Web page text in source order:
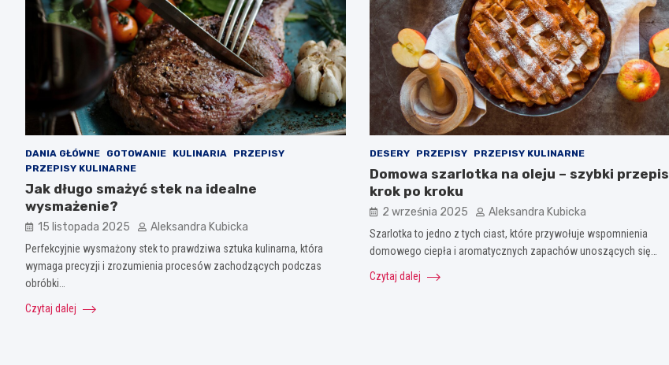
DANIA GŁÓWNE GOTOWANIE KULINARIA
PRZEPISY
PRZEPISY KULINARNE
Jak długo smażyć stek na idealne
wysmażenie?
15 listopada 2025 Aleksandra Kubicka
Perfekcyjnie wysmażony stek to prawdziwa sztuka kulinarna, która
wymaga precyzji i zrozumienia procesów zachodzących podczas
obróbki…
Czytaj dalej
DESERY PRZEPISY PRZEPISY KULINARNE
Domowa szarlotka na oleju – szybki przepis
krok po kroku
2 września 2025 Aleksandra Kubicka
Szarlotka to jedno z tych ciast, które przywołuje wspomnienia
domowego ciepła i aromatycznych zapachów unoszących się…
Czytaj dalej